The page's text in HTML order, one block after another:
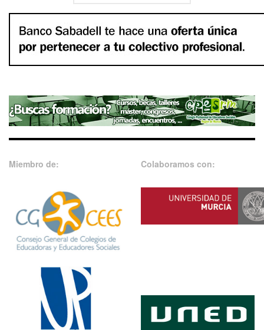
Miembro de: Colaboramos con: